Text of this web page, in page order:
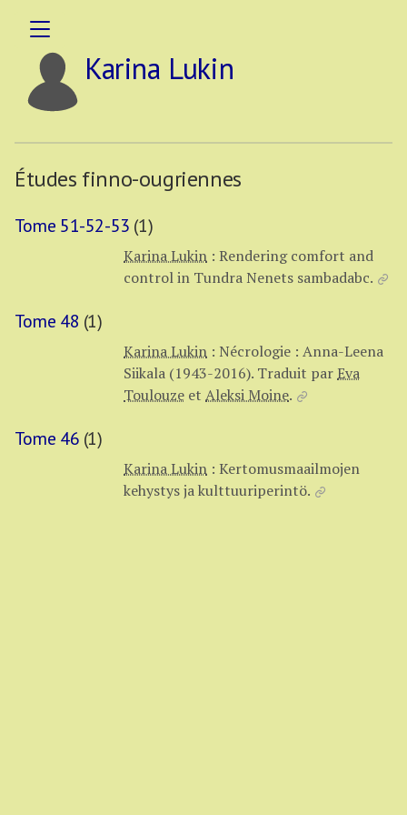
Karina Lukin
Études finno-ougriennes
Tome 51-52-53 (1)
Karina Lukin : Rendering comfort and
control in Tundra Nenets sambadabc.
Tome 48 (1)
Karina Lukin : Nécrologie : Anna-Leena
Siikala (1943-2016). Traduit parEva
Toulouze et Aleksi Moine.
Tome 46 (1)
Karina Lukin : Kertomusmaailmojen
kehystys ja kulttuuriperintö.